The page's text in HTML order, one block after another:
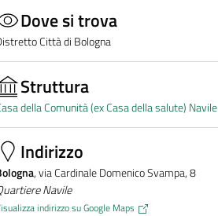
Dove si trova
Città di Bologna
Struttura
della Comunità (ex Casa della salute) Navile
Indirizzo
, via Cardinale Domenico Svampa, 8
Navile
indirizzo su Google Maps